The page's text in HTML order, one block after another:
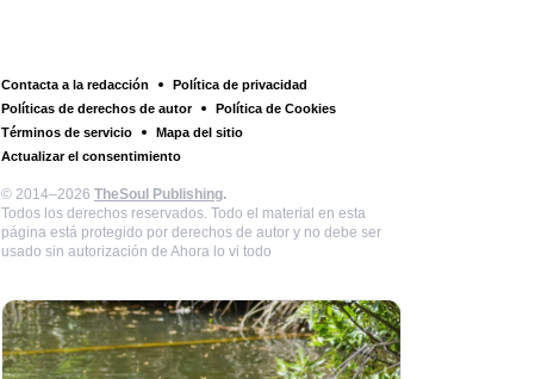
Contacta a la redacción
Política de privacidad
Políticas de derechos de autor
Política de Cookies
Términos de servicio
Mapa del sitio
Actualizar el consentimiento
© 2014–2026 TheSoul Publishing.
Todos los derechos reservados. Todo el material en esta
página está protegido por derechos de autor y no debe ser
usado sin autorización de Ahora lo vi todo